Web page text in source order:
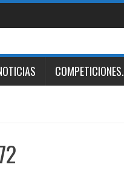
COMPETICIONES.